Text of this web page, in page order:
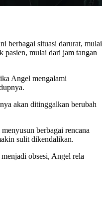
berbagai situasi darurat, mulai
pasien, mulai dari jam tangan
Angel mengalami
akan ditinggalkan berubah
berbagai rencana
sulit dikendalikan.
obsesi, Angel rela